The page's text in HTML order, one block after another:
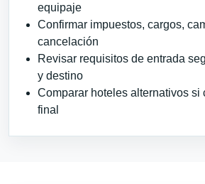
equipaje
Confirmar impuestos, cargos,
cancelación
Revisar requisitos de entrada
y destino
Comparar hoteles alternativos si
final